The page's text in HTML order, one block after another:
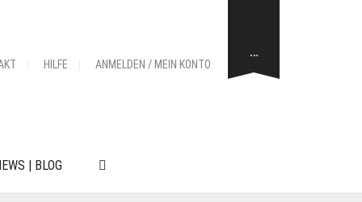
HILFE ANMELDEN / MEIN KONTO
…
| BLOG